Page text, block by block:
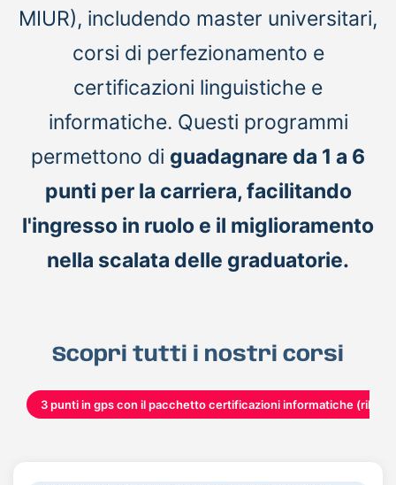
MIUR), includendo master universitari,
corsi di perfezionamento e
certificazioni linguistiche e
informatiche. Questi programmi
permettono di guadagnare da 1 a 6
punti per la carriera, facilitando
l'ingresso in ruolo e il miglioramento
nella scalata delle graduatorie.
Scopri tutti i nostri corsi
3 punti in gps con il pacchetto certificazioni informatiche